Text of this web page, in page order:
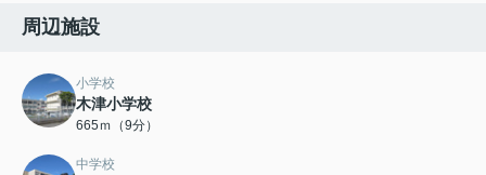
周辺施設
小学校
木津小学校
665ｍ（9分）
中学校